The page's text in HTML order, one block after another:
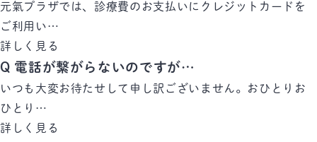
元氣プラザでは、診療費のお支払いにクレジットカードを
ご利用い…
詳しく見る
Q 電話が繋がらないのですが…
いつも大変お待たせして申し訳ございません。おひとりお
ひとり…
詳しく見る